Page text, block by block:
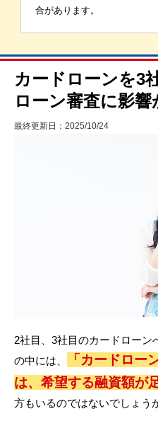
合があります。
カードローンを3
ローン審査に影響
最終更新日：2025/10/24
2社目、3社目のカードローン
の中には、
「カードロー
は、希望する融資額が
方もいるのではないでしょう